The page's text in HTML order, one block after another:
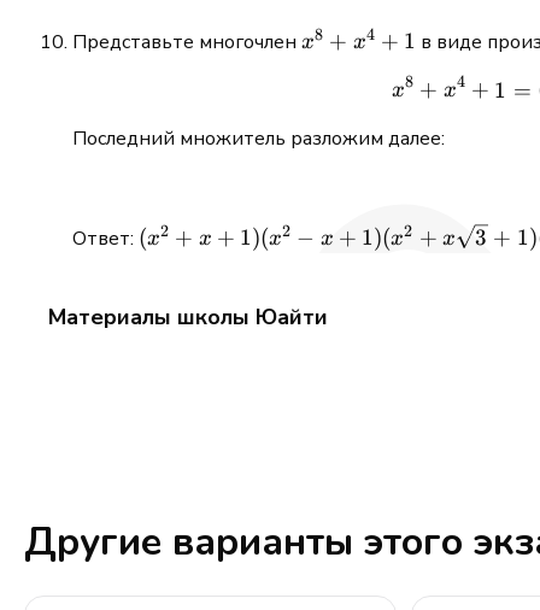
Представьте многочлен x^8
x8 + x4 + 1 в виде
x8 + x4 + 1 =
Последний множитель разложим далее:
Ответ: (x^2 + x
(x^2 +
(x2 + x + 1)(x2 − x + 1)(x2 + x 3 + 1)
Материалы школы Юайти
Другие варианты этого